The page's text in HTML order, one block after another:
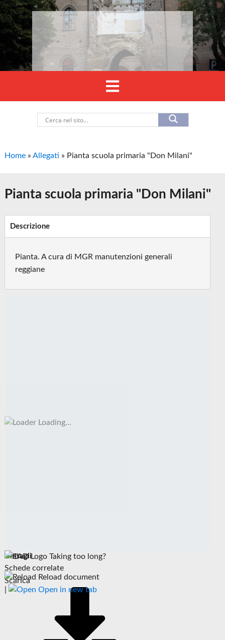
Home »Allegati » Pianta scuola primaria "Don Milani"
Pianta scuola primaria "Don Milani"
Descrizione
Pianta. A cura di MGR manutenzioni generali
reggiane
Loading...
Taking too long?
Reload document
Open in new tab
Dettagli
Schede correlate
Scarica